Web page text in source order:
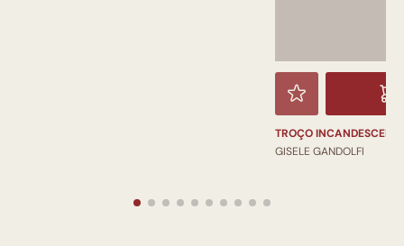
TROÇO
GISELE GANDOLFI